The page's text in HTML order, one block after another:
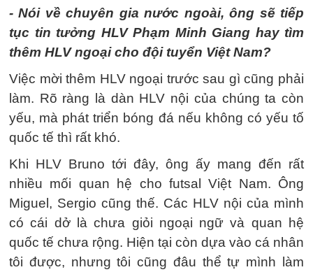
- Nói về chuyên gia nước ngoài, ông sẽ tiếp
tục tin tưởng HLV Phạm Minh Giang hay tìm
thêm HLV ngoại cho đội tuyển Việt Nam?
Việc mời thêm HLV ngoại trước sau gì cũng phải
làm. Rõ ràng là dàn HLV nội của chúng ta còn
yếu, mà phát triển bóng đá nếu không có yếu tố
quốc tế thì rất khó.
Khi HLV Bruno tới đây, ông ấy mang đến rất
nhiều mối quan hệ cho futsal Việt Nam. Ông
Miguel, Sergio cũng thế. Các HLV nội của mình
có cái dở là chưa giỏi ngoại ngữ và quan hệ
quốc tế chưa rộng. Hiện tại còn dựa vào cá nhân
tôi được, nhưng tôi cũng đâu thể tự mình làm